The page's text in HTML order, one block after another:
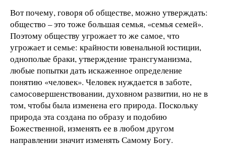
Вот почему, говоря об обществе, можно утверждать:
общество – это тоже большая семья, «семья семей».
Поэтому обществу угрожает то же самое, что
угрожает и семье: крайности ювенальной юстиции,
однополые браки, утверждение трансгуманизма,
любые попытки дать искаженное определение
понятию «человек». Человек нуждается в заботе,
самосовершенствовании, духовном развитии, но не в
том, чтобы была изменена его природа. Поскольку
природа эта создана по образу и подобию
Божественной, изменять ее в любом другом
направлении значит изменять Самому Богу.